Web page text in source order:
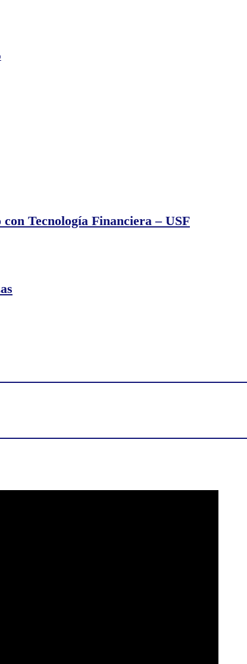
Tecnología Financiera – USF